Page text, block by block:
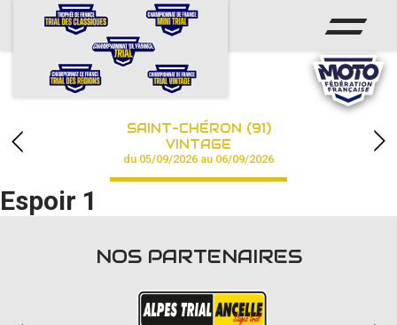
ACCUEIL
CALENDRIER
CHAMPIONNAT
RÉSULTATS
PHOTOS / VIDÉOS
PARTENAIRES
SAINT-CHÉRON (91)
VINTAGE
du 05/09/2026 au 06/09/2026
Espoir 1
NOS PARTENAIRES